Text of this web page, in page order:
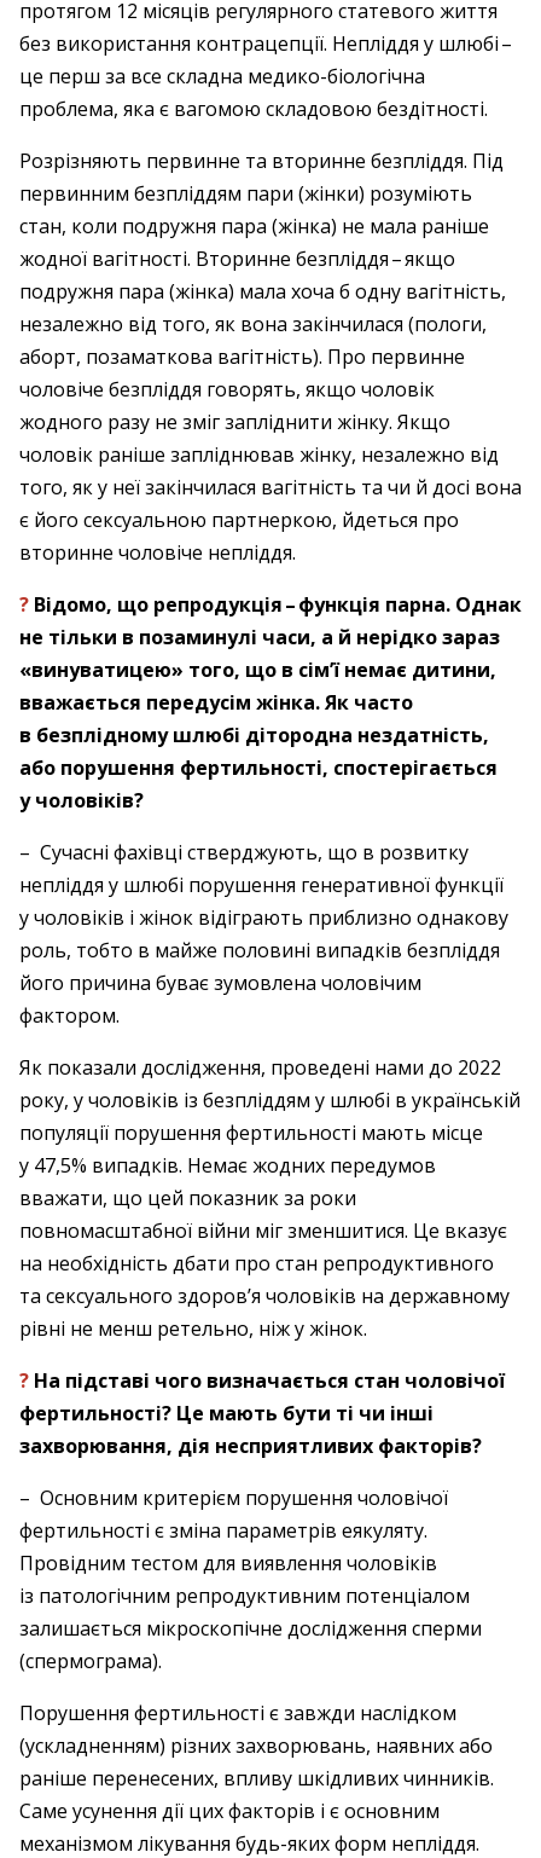
протягом 12 місяців регулярного статевого життя
без використання контрацепції. Непліддя у шлюбі – ​
це перш за все складна медико-біологічна
проблема, яка є вагомою складовою бездітності.
Розрізняють первинне та вторинне безпліддя. Під
первинним безпліддям пари (жінки) розуміють
стан, коли подружня пара (жінка) не мала раніше
жодної вагітності. Вторинне безпліддя – ​якщо
подружня пара (жінка) мала хоча б одну вагітність,
незалежно від того, як вона закінчилася (пологи,
аборт, поза­маткова вагітність). Про первинне
чоловіче безпліддя говорять, якщо чоловік
жодного разу не зміг запліднити жінку. Якщо
чоловік раніше запліднював жінку, незалежно від
того, як у неї закінчилася вагітність та чи й досі вона
є його сексуальною партнеркою, йдеться про
вторинне чоловіче непліддя.
? Відомо, що репродукція – ​функція парна. Однак
не тільки в позаминулі часи, а й нерідко зараз
«винуватицею» того, що в сім’ї немає дитини,
вважається передусім жінка. Як часто
в безплідному шлюбі дітородна нездатність,
або порушення фертильності, спостерігається
у чоловіків?
– Сучасні фахівці стверджують, що в розвитку
непліддя у шлюбі порушення генеративної функції
у чоловіків і жінок відіграють приблизно однакову
роль, тобто в майже половині випадків безпліддя
його причина буває зумовлена чоловічим
фактором.
Як показали дослідження, проведені нами до 2022
року, у чоловіків із безпліддям у шлюбі в українській
популяції порушення фертильності мають місце
у 47,5% випадків. Немає жодних перед­умов
вважати, що цей показник за роки
повномасштабної війни міг зменшитися. Це вказує
на необхідність дбати про стан репродуктивного
та сексуального здоров’я чоловіків на державному
рівні не менш ретельно, ніж у жінок.
? На підставі чого визначається стан чоловічої
фертильності? Це мають бути ті чи інші
захворювання, дія несприятливих факторів?
– Основним критерієм порушення чоловічої
фертильності є зміна параметрів еякуляту.
Провідним тестом для виявлення чоловіків
із патологічним репродуктивним потенціалом
залишається мікроскопічне дослідження сперми
(спермо­грама).
Порушення фертильності є завжди наслідком
(ускладненням) різних захворювань, наявних або
раніше перенесених, впливу шкідливих чинників.
Саме усунення дії цих факторів і є основним
механізмом лікування будь-яких форм непліддя.